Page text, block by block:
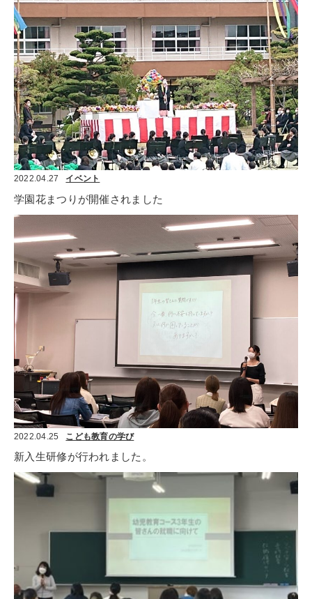
2022.04.27 イベント
学園花まつりが開催されました
2022.04.25 こども教育の学び
新入生研修が行われました。